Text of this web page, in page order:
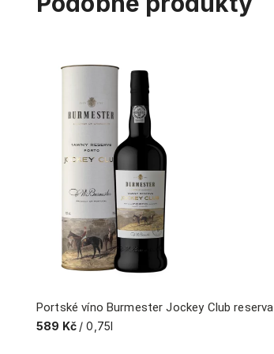
Portské víno Burmester Jockey Club reserva
589 Kč / 0,75l